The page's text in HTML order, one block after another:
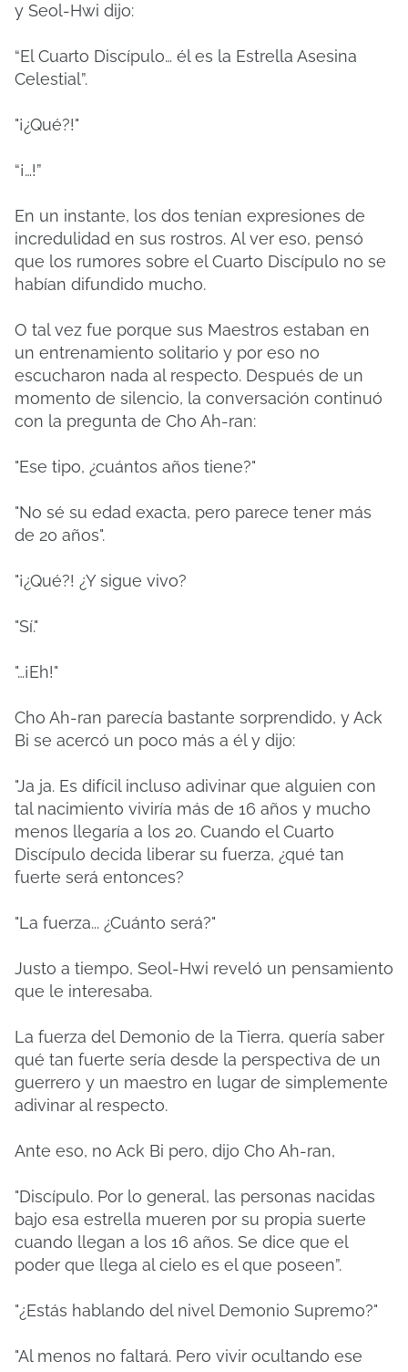
y Seol-Hwi dijo:
“El Cuarto Discípulo… él es la Estrella Asesina
Celestial”.
"¡¿Qué?!"
“¡…!”
En un instante, los dos tenían expresiones de
incredulidad en sus rostros. Al ver eso, pensó
que los rumores sobre el Cuarto Discípulo no se
habían difundido mucho.
O tal vez fue porque sus Maestros estaban en
un entrenamiento solitario y por eso no
escucharon nada al respecto. Después de un
momento de silencio, la conversación continuó
con la pregunta de Cho Ah-ran:
"Ese tipo, ¿cuántos años tiene?"
"No sé su edad exacta, pero parece tener más
de 20 años".
"¡¿Qué?! ¿Y sigue vivo?
"Sí."
"…¡Eh!"
Cho Ah-ran parecía bastante sorprendido, y Ack
Bi se acercó un poco más a él y dijo:
"Ja ja. Es difícil incluso adivinar que alguien con
tal nacimiento viviría más de 16 años y mucho
menos llegaría a los 20. Cuando el Cuarto
Discípulo decida liberar su fuerza, ¿qué tan
fuerte será entonces?
"La fuerza... ¿Cuánto será?"
Justo a tiempo, Seol-Hwi reveló un pensamiento
que le interesaba.
La fuerza del Demonio de la Tierra, quería saber
qué tan fuerte sería desde la perspectiva de un
guerrero y un maestro en lugar de simplemente
adivinar al respecto.
Ante eso, no Ack Bi pero, dijo Cho Ah-ran,
"Discípulo. Por lo general, las personas nacidas
bajo esa estrella mueren por su propia suerte
cuando llegan a los 16 años. Se dice que el
poder que llega al cielo es el que poseen”.
"¿Estás hablando del nivel Demonio Supremo?"
"Al menos no faltará. Pero vivir ocultando ese